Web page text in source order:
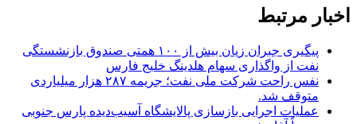
اخبار مرتبط
پیگیری جبران زیان بیش از ۱۰۰ همتی صندوق بازنشستگی
نفت از واگذاری سهام هلدینگ خلیج فارس
نفس راحت شرکت ملی نفت؛ جریمه ۲۸۷ هزار میلیاردی
متوقف شد.
عملیات اجرایی بازسازی پالایشگاه آسیب‌دیده پارس جنوبی